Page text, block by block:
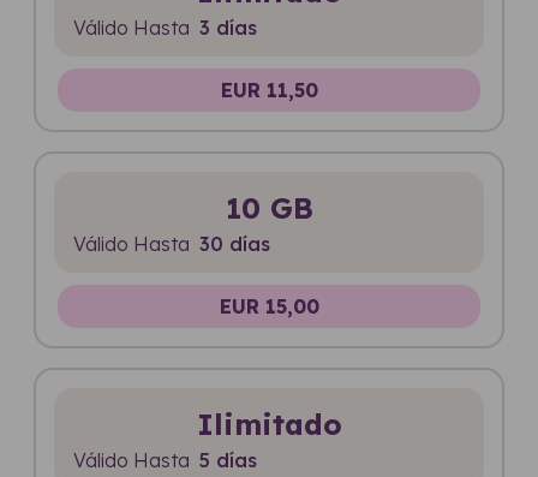
Válido Hasta 3 días
EUR 11,50
10 GB
Válido Hasta 30 días
EUR 15,00
Ilimitado
Válido Hasta 5 días